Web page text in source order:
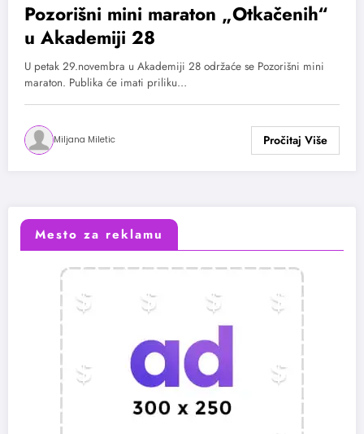
Pozorišni mini maraton „Otkačenih“
u Akademiji 28
U petak 29.novembra u Akademiji 28 održaće se Pozorišni mini
maraton. Publika će imati priliku…
Miljana Miletic
Mesto za reklamu